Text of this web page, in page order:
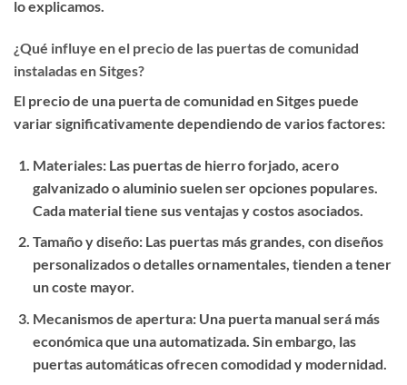
lo explicamos.
¿Qué influye en el precio de las puertas de comunidad
instaladas en Sitges?
El precio de una puerta de comunidad en Sitges puede
variar significativamente dependiendo de varios factores:
Materiales: Las puertas de hierro forjado, acero
galvanizado o aluminio suelen ser opciones populares.
Cada material tiene sus ventajas y costos asociados.
Tamaño y diseño: Las puertas más grandes, con diseños
personalizados o detalles ornamentales, tienden a tener
un coste mayor.
Mecanismos de apertura: Una puerta manual será más
económica que una automatizada. Sin embargo, las
puertas automáticas ofrecen comodidad y modernidad.